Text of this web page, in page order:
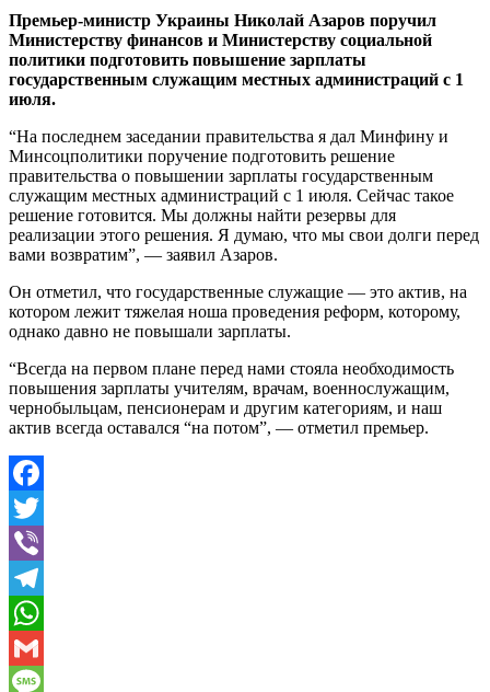
Премьер-министр Украины Николай Азаров поручил
Министерству финансов и Министерству социальной
политики подготовить повышение зарплаты
государственным служащим местных администраций с 1
июля.
“На последнем заседании правительства я дал Минфину и
Минсоцполитики поручение подготовить решение
правительства о повышении зарплаты государственным
служащим местных администраций с 1 июля. Сейчас такое
решение готовится. Мы должны найти резервы для
реализации этого решения. Я думаю, что мы свои долги перед
вами возвратим”, — заявил Азаров.
Он отметил, что государственные служащие — это актив, на
котором лежит тяжелая ноша проведения реформ, которому,
однако давно не повышали зарплаты.
“Всегда на первом плане перед нами стояла необходимость
повышения зарплаты учителям, врачам, военнослужащим,
чернобыльцам, пенсионерам и другим категориям, и наш
актив всегда оставался “на потом”, — отметил премьер.
Facebook
Twitter
Viber
Telegram
WhatsApp
Gmail